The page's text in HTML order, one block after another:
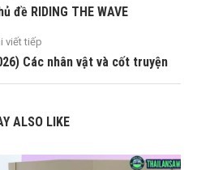
đề RIDING THE WAVE
viết tiếp
Các nhân vật và cốt truyện
ALSO LIKE